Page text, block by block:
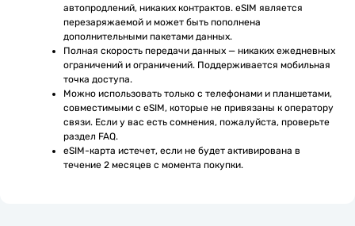
автопродлений, никаких контрактов. eSIM является
перезаряжаемой и может быть пополнена
дополнительными пакетами данных.
Полная скорость передачи данных — никаких ежедневных
ограничений и ограничений. Поддерживается мобильная
точка доступа.
Можно использовать только с телефонами и планшетами,
совместимыми с eSIM, которые не привязаны к оператору
связи. Если у вас есть сомнения, пожалуйста, проверьте
раздел FAQ.
eSIM-карта истечет, если не будет активирована в
течение 2 месяцев с момента покупки.